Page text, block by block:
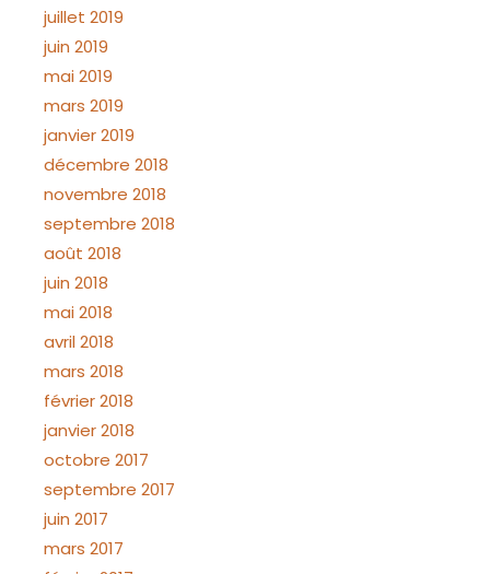
juillet 2019
juin 2019
mai 2019
mars 2019
janvier 2019
décembre 2018
novembre 2018
septembre 2018
août 2018
juin 2018
mai 2018
avril 2018
mars 2018
février 2018
janvier 2018
octobre 2017
septembre 2017
juin 2017
mars 2017